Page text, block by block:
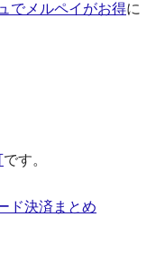
でメルペイがお得に
です。
ド決済まとめ